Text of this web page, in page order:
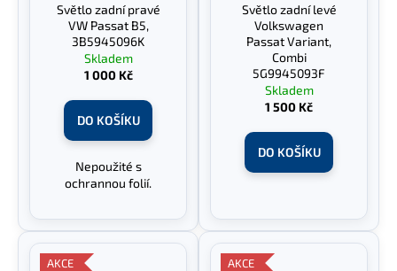
Světlo zadní pravé
VW Passat B5,
3B5945096K
Skladem
1 000 Kč
DO KOŠÍKU
Nepoužité s
ochrannou folií.
Světlo zadní levé
Volkswagen
Passat Variant,
Combi
5G9945093F
Skladem
1 500 Kč
DO KOŠÍKU
AKCE
AKCE